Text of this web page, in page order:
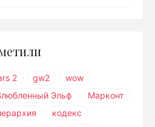
2 gw2
wow
Эльф
Марконт
кодекс